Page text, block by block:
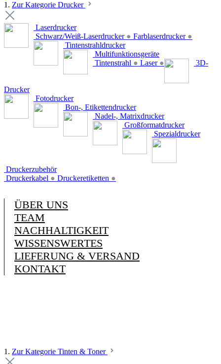
1. Zur Kategorie Drucker
Laserdrucker
Schwarz/Weiß-Laserdrucker ● Farblaserdrucker ●
Tintenstrahldrucker
Multifunktionsgeräte
Tintenstrahl ● Laser ● 3D-
Drucker
Fotodrucker
Bon-, Etikettendrucker
Nadel-, Matrixdrucker
Großformatdrucker
Spezialdrucker
Druckerzubehör
Druckerkabel ● Druckeretiketten ●
ÜBER UNS
TEAM
NACHHALTIGKEIT
WISSENSWERTES
LIEFERUNG & VERSAND
KONTAKT
1. Zur Kategorie Tinten & Toner